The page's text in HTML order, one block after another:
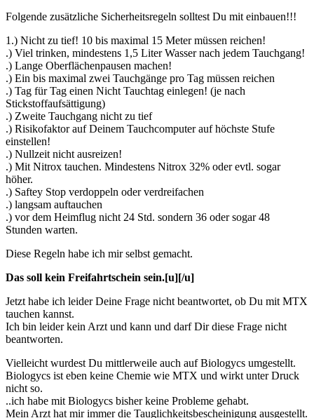
Folgende zusätzliche Sicherheitsregeln solltest Du mit einbauen!!!
1.) Nicht zu tief! 10 bis maximal 15 Meter müssen reichen!
.) Viel trinken, mindestens 1,5 Liter Wasser nach jedem Tauchgang!
.) Lange Oberflächenpausen machen!
.) Ein bis maximal zwei Tauchgänge pro Tag müssen reichen
.) Tag für Tag einen Nicht Tauchtag einlegen! (je nach
Stickstoffaufsättigung)
.) Zweite Tauchgang nicht zu tief
.) Risikofaktor auf Deinem Tauchcomputer auf höchste Stufe
einstellen!
.) Nullzeit nicht ausreizen!
.) Mit Nitrox tauchen. Mindestens Nitrox 32% oder evtl. sogar
höher.
.) Saftey Stop verdoppeln oder verdreifachen
.) langsam auftauchen
.) vor dem Heimflug nicht 24 Std. sondern 36 oder sogar 48
Stunden warten.
Diese Regeln habe ich mir selbst gemacht.
Das soll kein Freifahrtschein sein.[u][/u]
Jetzt habe ich leider Deine Frage nicht beantwortet, ob Du mit MTX
tauchen kannst.
Ich bin leider kein Arzt und kann und darf Dir diese Frage nicht
beantworten.
Vielleicht wurdest Du mittlerweile auch auf Biologycs umgestellt.
Biologycs ist eben keine Chemie wie MTX und wirkt unter Druck
nicht so.
..ich habe mit Biologycs bisher keine Probleme gehabt.
Mein Arzt hat mir immer die Tauglichkeitsbescheinigung ausgestellt.